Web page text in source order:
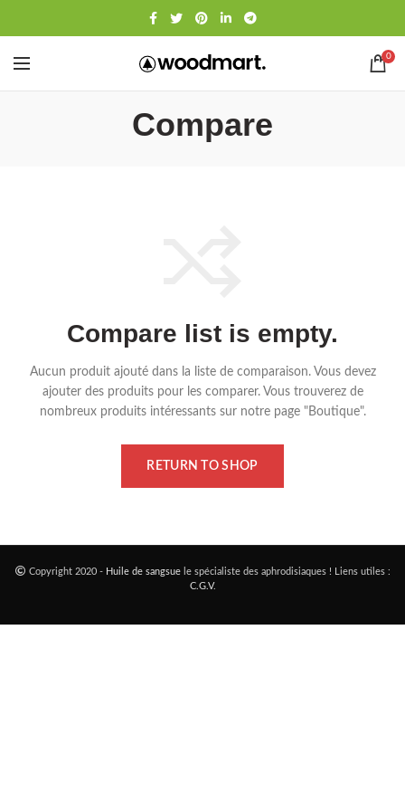
0
Compare
Compare list is empty.
Aucun produit ajouté dans la liste de comparaison. Vous devez
ajouter des produits pour les comparer. Vous trouverez de
nombreux produits intéressants sur notre page "Boutique".
RETURN TO SHOP
Copyright 2020 - Huile de sangsue le spécialiste des aphrodisiaques ! Liens utiles :
C.G.V.